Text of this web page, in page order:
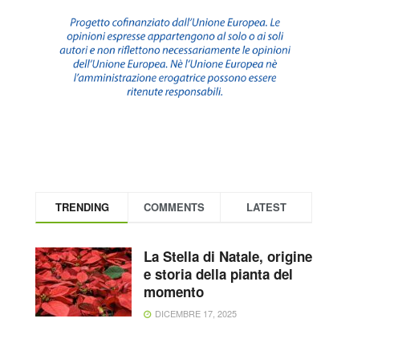
TRENDING COMMENTS LATEST
La Stella di Natale, origine
e storia della pianta del
momento
DICEMBRE 17, 2025